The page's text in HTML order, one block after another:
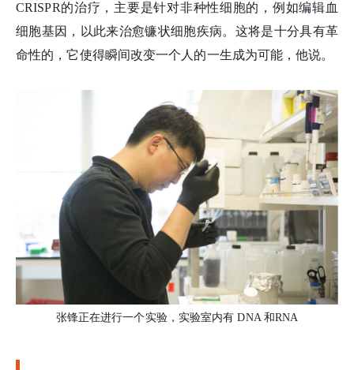
CRISPR的治疗，主要是针对非种性细胞的，例如编辑血
细胞基因，以此来治愈镰状细胞疾病。这将是十分具有革
命性的，它使得瞬间改变一个人的一生成为可能，他说。
张锋正在进行一个实验，实验室内有 DNA 和RNA